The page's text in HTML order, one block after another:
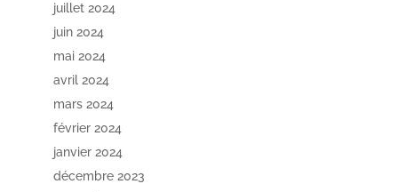
juillet 2024
juin 2024
mai 2024
avril 2024
mars 2024
février 2024
janvier 2024
décembre 2023